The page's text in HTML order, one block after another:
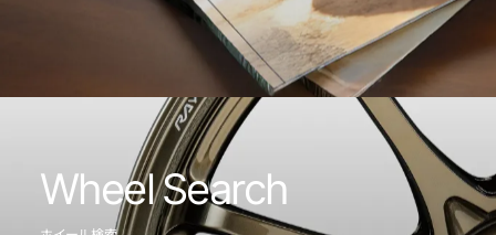
Wheel Search